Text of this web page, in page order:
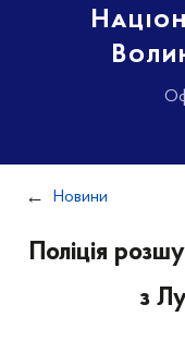
Новини
Поліція
з